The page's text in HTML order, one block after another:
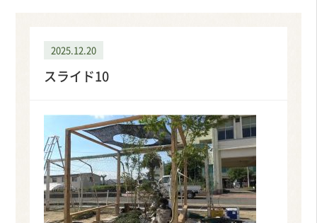
2025.12.20
スライド10